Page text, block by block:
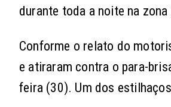
durante toda a noite na
Conforme o relato do
e atiraram contra o para-
feira (30). Um dos